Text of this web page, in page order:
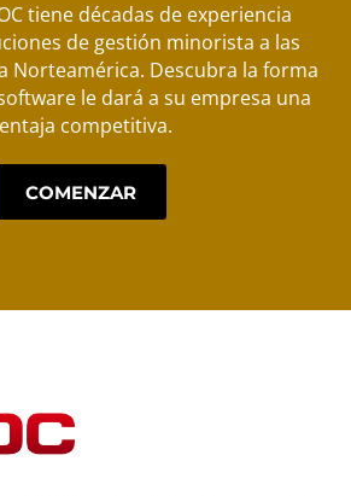
tiene décadas de experiencia
de gestión minorista a las
Norteamérica. Descubra la forma
le dará a su empresa una
competitiva.
COMENZAR